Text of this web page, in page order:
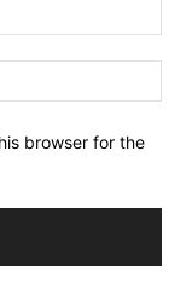
browser for the